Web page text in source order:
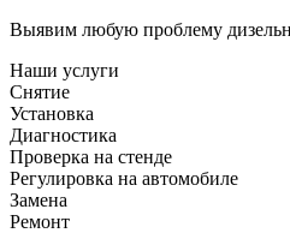
Выявим любую проблему
Наши услуги
Снятие
Установка
Диагностика
Проверка на стенде
Регулировка на автомобиле
Замена
Ремонт